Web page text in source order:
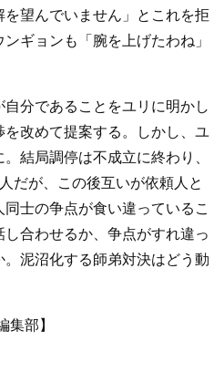
望んでいません」とこれを拒
ギョンも「腕を上げたわね」
分であることをユリに明かし
改めて提案する。しかし、ユ
結局調停は不成立に終わり、
だが、この後互いが依頼人と
士の争点が食い違っているこ
合わせるか、争点がすれ違っ
泥沼化する師弟対決はどう動
部】